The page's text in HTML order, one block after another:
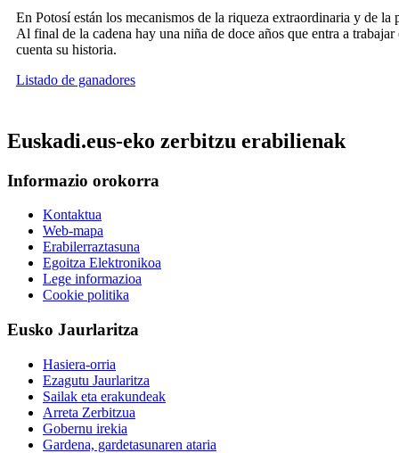
En Potosí están los mecanismos de la riqueza extraordinaria y de
Al final de la cadena hay una niña de doce años que entra a
cuenta su historia.
Listado de ganadores
Euskadi.eus-eko zerbitzu erabilienak
Informazio orokorra
Kontaktua
Web-mapa
Erabilerraztasuna
Egoitza Elektronikoa
Lege informazioa
Cookie politika
Eusko Jaurlaritza
Hasiera-orria
Ezagutu Jaurlaritza
Sailak eta erakundeak
Arreta Zerbitzua
Gobernu irekia
Gardena, gardetasunaren ataria